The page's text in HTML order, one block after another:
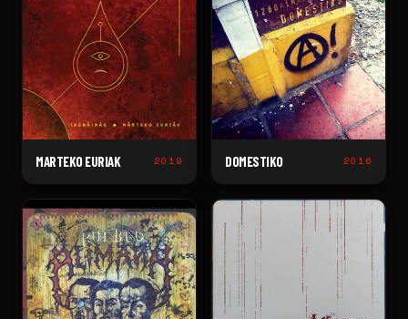
MARTEKO EURIAK 2019 DOMESTIKO 2016